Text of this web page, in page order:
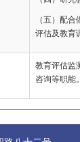
（五）配
评估及教育
教育评估监
咨询等职能。